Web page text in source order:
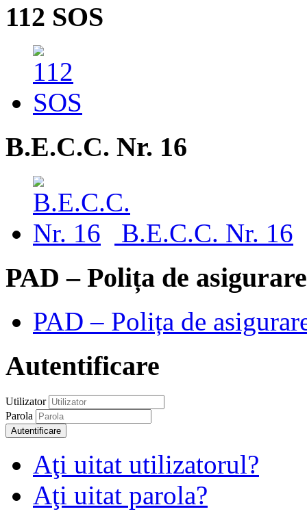
112 SOS
B.E.C.C. Nr. 16
B.E.C.C. Nr. 16
PAD – Polița de asigurare
PAD – Polița de
Autentificare
Utilizator
Parola
Autentificare
Aţi uitat utilizatorul?
Aţi uitat parola?